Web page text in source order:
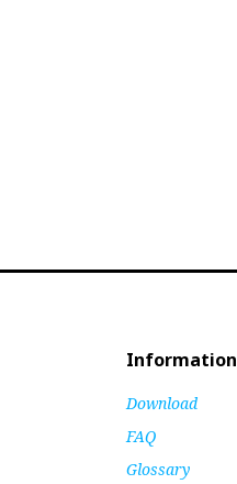
Information
Download
FAQ
Glossary